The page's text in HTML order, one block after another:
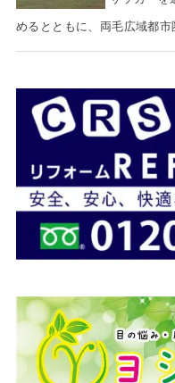
めるとともに、両毛広域都